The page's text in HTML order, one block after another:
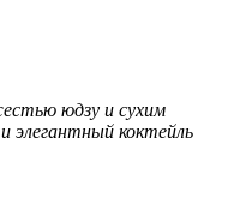
юдзу и сухим
коктейль